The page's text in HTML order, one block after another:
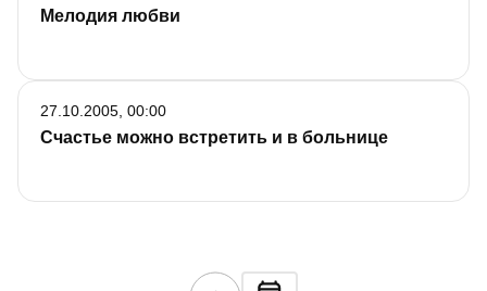
Мелодия любви
Счастье можно встретить и в больнице
27.10.2005, 00:00